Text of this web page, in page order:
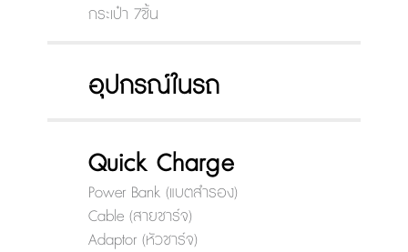
กระเป๋า 7ชิ้น
อุปกรณ์ในรถ
Quick Charge
Power Bank (แบตสำรอง)
Cable (สายชาร์จ)
Adaptor (หัวชาร์จ)